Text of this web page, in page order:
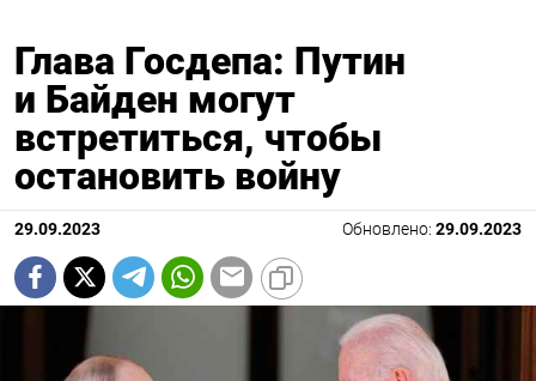
Глава Госдепа: Путин
и Байден могут
встретиться, чтобы
остановить войну
29.09.2023 Обновлено: 29.09.2023